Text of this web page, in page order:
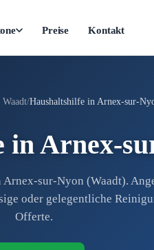
Preise Kontakt
Haushaltshilfe in Arnex-sur-
in Arnex-
sur-Nyon (Waadt).
oder gelegentliche
Offerte.